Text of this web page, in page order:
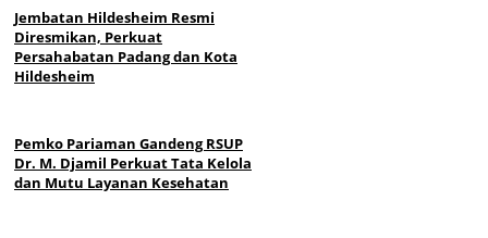
Jembatan Hildesheim Resmi
Diresmikan, Perkuat
Persahabatan Padang dan Kota
Hildesheim
Pemko Pariaman Gandeng RSUP
Dr. M. Djamil Perkuat Tata Kelola
dan Mutu Layanan Kesehatan